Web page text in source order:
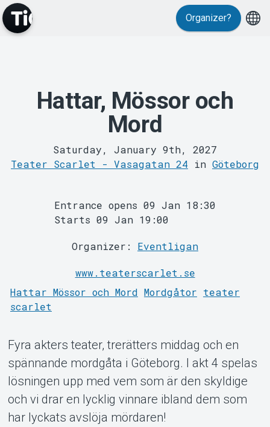
MyTickster
Organizer?
Hattar, Mössor och
Mord
Saturday, January 9th, 2027
Teater Scarlet - Vasagatan 24 in Göteborg
Entrance opens 09 Jan 18:30
Starts 09 Jan 19:00
Organizer: Eventligan
www.teaterscarlet.se
Hattar Mössor och Mord Mordgåtor teater
scarlet
Fyra akters teater, trerätters middag och en
spännande mordgåta i Göteborg. I akt 4 spelas
lösningen upp med vem som är den skyldige
och vi drar en lycklig vinnare ibland dem som
har lyckats avslöja mördaren!